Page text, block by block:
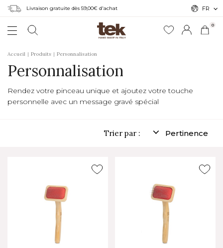
Livraison gratuite dès 59,00€ d'achat
0
FR
Accueil Produits Personnalisation
Personnalisation
Rendez votre pinceau unique et ajoutez votre touche
personnelle avec un message gravé spécial
Trier par : Pertinence